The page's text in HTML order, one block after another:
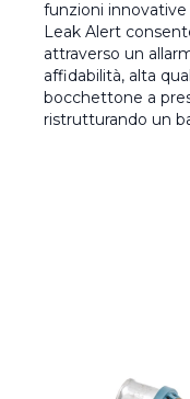
funzioni
Leak Alert
attraverso un
affidabilità, alta
bocchettone a
ristrutturando un